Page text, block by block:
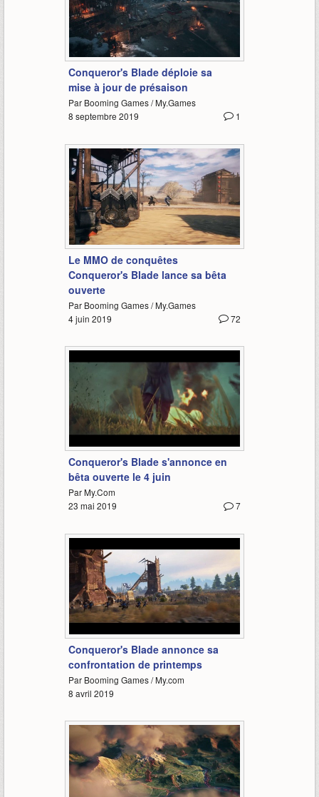
1:43
Conqueror's Blade déploie sa
mise à jour de présaison
Par Booming Games / My.Games
1
8 septembre 2019
4:05
Le MMO de conquêtes
Conqueror's Blade lance sa bêta
ouverte
Par Booming Games / My.Games
72
4 juin 2019
2:28
Conqueror's Blade s'annonce en
bêta ouverte le 4 juin
Par My.Com
7
23 mai 2019
1:08
Conqueror's Blade annonce sa
confrontation de printemps
Par Booming Games / My.com
8 avril 2019